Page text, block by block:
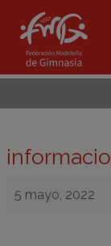
5 mayo, 2022